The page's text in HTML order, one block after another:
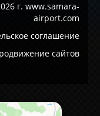
г. www.samara-
airport.com
соглашение
сайтов